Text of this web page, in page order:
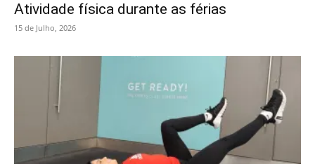
Atividade física durante as férias
15 de Julho, 2026